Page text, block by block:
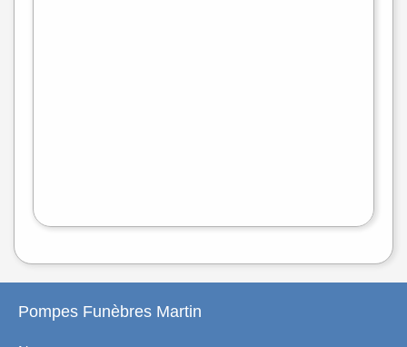
Pompes Funèbres Martin